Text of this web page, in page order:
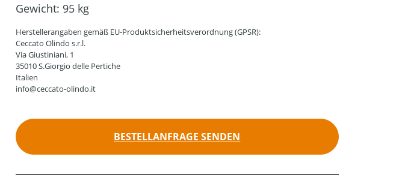
Gewicht: 95 kg
Herstellerangaben gemäß EU-Produktsicherheitsverordnung (GPSR):
Ceccato Olindo s.r.l.
Via Giustiniani, 1
35010 S.Giorgio delle Pertiche
Italien
info@ceccato-olindo.it
BESTELLANFRAGE SENDEN